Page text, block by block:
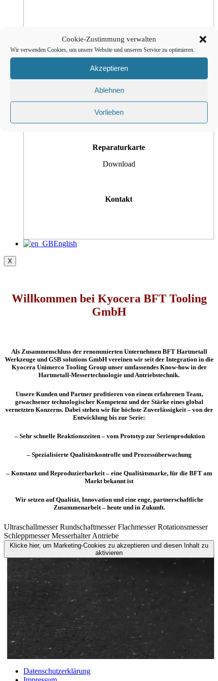
Cookie-Zustimmung verwalten
Wir verwenden Cookies, um unsere Website und unseren Service zu optimieren.
Akzeptieren
Ablehnen
Vorlieben
Customer Tickets
Bedienungsanleitung
Reparaturkarte
Download
Kontakt
English
X
Willkommen bei Kyocera BFT Tooling
GmbH
Als Zusammenschluss der renommierten Unternehmen BFT Hartmetall
Werkzeuge und GSB solutions GmbH vereinen wir seit der Integration in die
Kyocera Unimerco Tooling Group unser umfassendes Know-how in der
Hartmetall-Messertechnologie und Antriebstechnik.
Unsere Kunden und Partner profitieren von einem erfahrenen Team,
gewachsener technologischer Kompetenz und der Stärke eines global
vernetzten Konzerns. Dabei stehen wir für höchste Zuverlässigkeit – von der
Entwicklung bis zur Serie:
– Sehr schnelle Reaktionszeiten – vom Prototyp zur Serienproduktion
– Spezialisierte Qualitätskontrolle und Prozessüberwachung
– Konstanz und Reproduzierbarkeit – eine Qualitätsmarke, für die BFT am
Markt bekannt ist
Wir setzen auf Qualität, Innovation und eine enge, partnerschaftliche
Zusammenarbeit – heute und in Zukunft.
UltraschallmesserRundschaftmesserFlachmesserRotationsmesser
SchleppmesserMesserhalterAntriebe
Klicke hier, um Marketing-Cookies zu akzeptieren und diesen Inhalt zu
aktivieren
Datenschutzerklärung